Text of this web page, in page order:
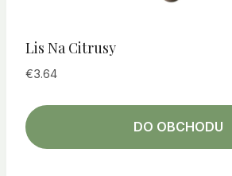
Lis Na Citrusy
€3.64
DO OBCHODU